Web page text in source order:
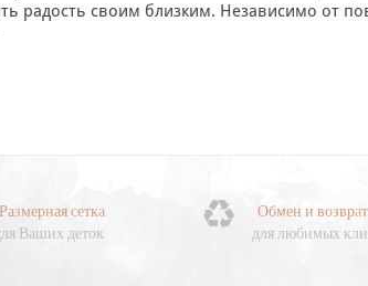
радость своим близким. Независимо от
Размерная сетка
Ваших деток
Обмен и возврат
для любимых